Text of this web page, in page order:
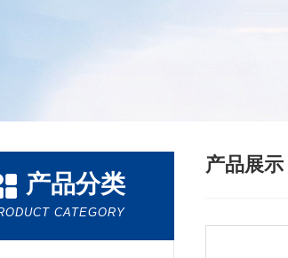
产品分类
CATEGORY
产品展示